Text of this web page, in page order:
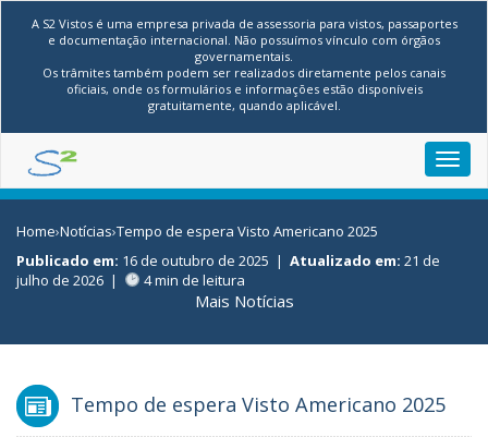
A S2 Vistos é uma empresa privada de assessoria para vistos, passaportes
e documentação internacional. Não possuímos vínculo com órgãos
governamentais.
Os trâmites também podem ser realizados diretamente pelos canais
oficiais, onde os formulários e informações estão disponíveis
gratuitamente, quando aplicável.
Home›Notícias›Tempo de espera Visto Americano 2025
Publicado em: 16 de outubro de 2025 | Atualizado em: 21 de
julho de 2026 | 4 min de leitura
Mais Notícias
Tempo de espera Visto Americano 2025